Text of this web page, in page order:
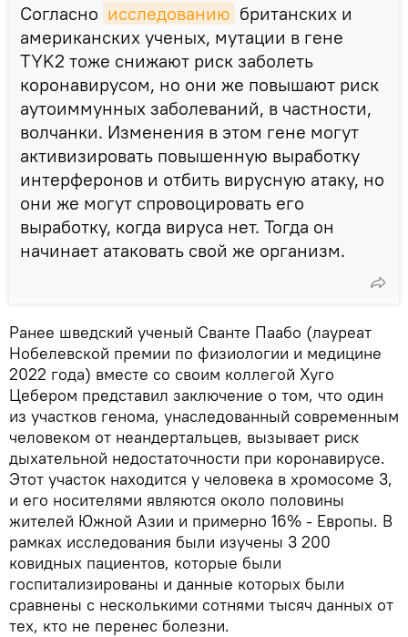
Согласно исследованию британских и
американских ученых, мутации в гене
TYK2 тоже снижают риск заболеть
коронавирусом, но они же повышают риск
аутоиммунных заболеваний, в частности,
волчанки. Изменения в этом гене могут
активизировать повышенную выработку
интерферонов и отбить вирусную атаку, но
они же могут спровоцировать его
выработку, когда вируса нет. Тогда он
начинает атаковать свой же организм.
Ранее шведский ученый Сванте Паабо (лауреат
Нобелевской премии по физиологии и медицине
2022 года) вместе со своим коллегой Хуго
Цебером представил заключение о том, что один
из участков генома, унаследованный современным
человеком от неандертальцев, вызывает риск
дыхательной недостаточности при коронавирусе.
Этот участок находится у человека в хромосоме 3,
и его носителями являются около половины
жителей Южной Азии и примерно 16% - Европы. В
рамках исследования были изучены 3 200
ковидных пациентов, которые были
госпитализированы и данные которых были
сравнены с несколькими сотнями тысяч данных от
тех, кто не перенес болезни.